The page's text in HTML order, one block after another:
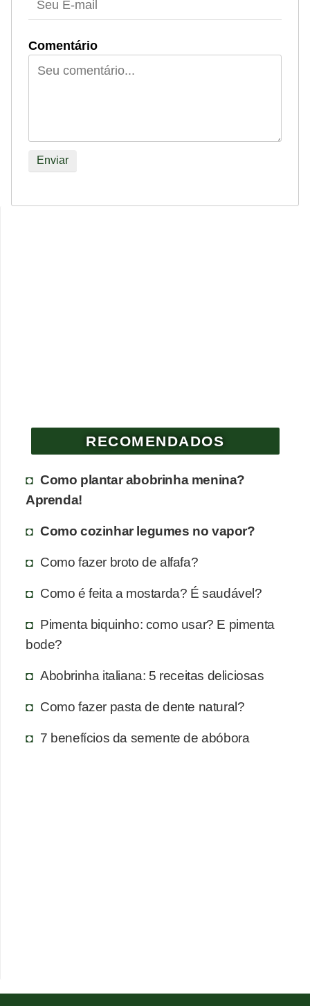
Comentário
RECOMENDADOS
Como plantar abobrinha menina?
Aprenda!
Como cozinhar legumes no vapor?
Como fazer broto de alfafa?
Como é feita a mostarda? É saudável?
Pimenta biquinho: como usar? E pimenta
bode?
Abobrinha italiana: 5 receitas deliciosas
Como fazer pasta de dente natural?
7 benefícios da semente de abóbora